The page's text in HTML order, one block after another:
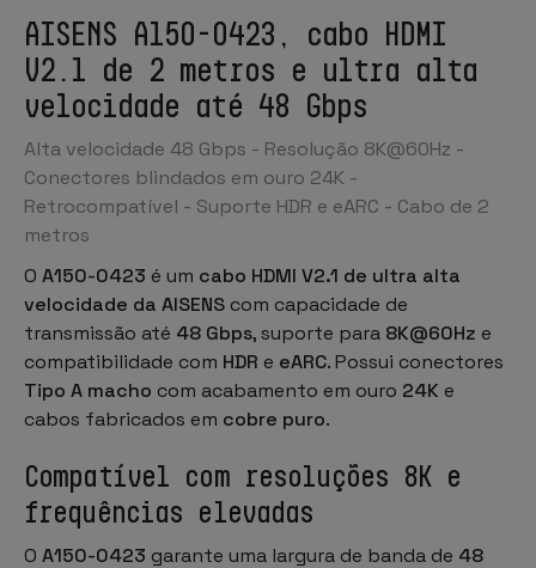
AISENS A150-0423, cabo HDMI
V2.1 de 2 metros e ultra alta
velocidade até 48 Gbps
Alta velocidade 48 Gbps - Resolução 8K@60Hz -
Conectores blindados em ouro 24K -
Retrocompatível - Suporte HDR e eARC - Cabo de 2
metros
O A150-0423 é um cabo HDMI V2.1 de ultra alta
velocidade da AISENS com capacidade de
transmissão até 48 Gbps, suporte para 8K@60Hz e
compatibilidade com HDR e eARC. Possui conectores
Tipo A macho com acabamento em ouro 24K e
cabos fabricados em cobre puro.
Compatível com resoluções 8K e
frequências elevadas
O A150-0423 garante uma largura de banda de 48